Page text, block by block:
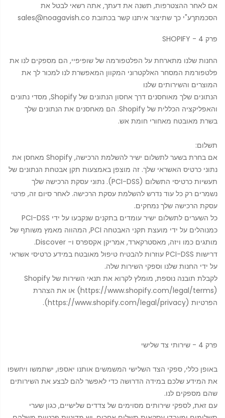
אם לאחר ההצטרפות, תשנה את דעתך, אתה רשאי לבטל את
הסכמתךע"י כך שתיצור איתנו קשר בכתובת sales@noagavish.co
פרק 4 - SHOPIFY
החנות שלנו מתארחת על הפלטפורמה של שופיפיי, הם מספקים לנו את
פלטפורמת המסחר האלקטרוני המקוון המאפשרת לנו למכור לך את
המוצרים והשירותים שלנו
הנתונים שלך מאוחסנים דרך אחסון הנתונים של Shopify, מסדי נתונים
והאפליקציה הכללית של Shopify. הם מאחסנים את הנתונים שלך
בשרת מאובטח מאחורי חומת אש.
תשלום:
אם בחרת בשער לתשלום ישיר להשלמת הרכישה, Shopify מאחסן את
נתוני כרטיס האשראי שלך. זה מוצפן באמצעות תקן אבטחת הנתונים של
תעשיות כרטיסי התשלום (PCI-DSS). נתוני עסקת הרכישה שלך
נשמרים רק כל עוד נדרש להשלמת עסקת הרכישה. לאחר סיום זה, פרטי
עסקת הרכישה שלך נמחקים.
כל השערים לתשלום ישיר עומדים בתקנים שנקבעו על ידי PCI-DSS
כמנוהלים על ידי מועצת תקני האבטחה PCI, המהווה מאמץ משותף של
מותגים כמו ויזה, מאסטרקארד, אמריקן אקספרס ו- Discover.
דרישות PCI-DSS עוזרות להבטיח טיפול מאובטח במידע כרטיסי אשראי
על ידי החנות שלנו וספקי השירות שלה.
לקבלת תובנה נוספת, מומלץ לקרוא את תנאי השירות של Shopify
(https://www.shopify.com/legal/terms) או את הצהרת
הפרטיות (https://www.shopify.com/legal/privacy).
פרק 4 - שירותי צד שלישי
באופן כללי, ספקי הצד השלישי המשמשים אותנו יאספו, ישתמשו ויחשפו
את המידע שלכם במידה הדרושה כדי לאפשר להם לבצע את השירותים
שהם מספקים לנו.
עם זאת, לספקי שירותים מסוימים של צדדים שלישיים, כגון שערי